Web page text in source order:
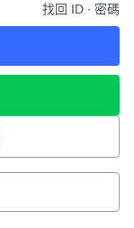
找回 ID ∙ 密碼